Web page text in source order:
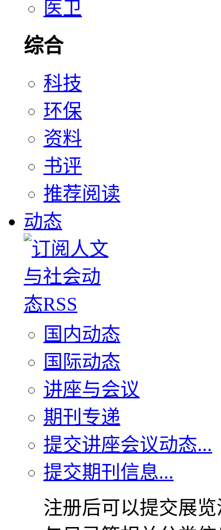
医卫
综合
科技
环保
资料
书评
推荐阅读
动态
国内动态
国际动态
讲座与会议
期刊专递
提交讲座会议动态...
提交期刊信息...
注册后可以提交展